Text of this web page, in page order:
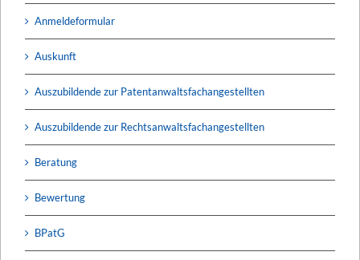
Anmeldeformular
Auskunft
Auszubildende zur Patentanwaltsfachangestellten
Auszubildende zur Rechtsanwaltsfachangestellten
Beratung
Bewertung
BPatG